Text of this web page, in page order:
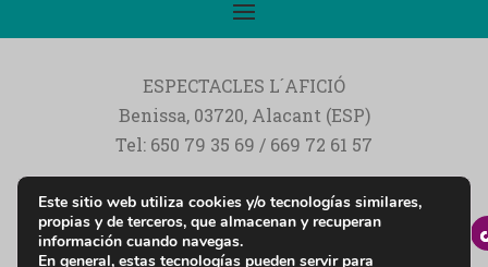
ESPECTACLES L´AFICIÓ
Benissa, 03720, Alacant (ESP)
Tel: 650 79 35 69 / 669 72 61 57
Ocio y alquiler de hinchables y actividades
infantiles
Este sitio web utiliza cookies y/o tecnologías similares,
propias y de terceros, que almacenan y recuperan
información cuando navegas.
En general, estas tecnologías pueden servir para